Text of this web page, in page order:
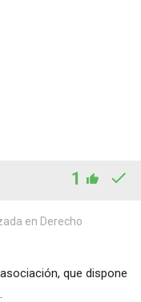
1
en Derecho
que dispone